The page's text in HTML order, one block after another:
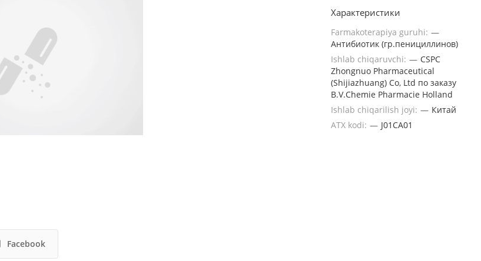
Характеристики
Farmakoterapiya guruhi: —
Антибиотик (гр.пенициллинов)
Ishlab chiqaruvchi: — CSPC
Zhongnuo Pharmaceutical
(Shijiazhuang) Co, Ltd по заказу
B.V.Chemie Pharmacie Holland
Ishlab chiqarilish joyi: — Китай
ATX kodi: — J01CA01
Facebook